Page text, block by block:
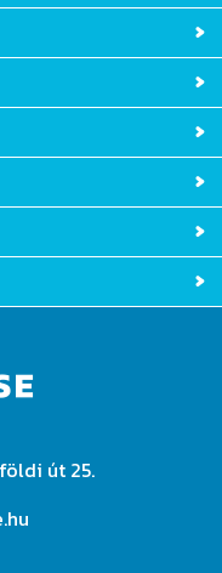
út 25.